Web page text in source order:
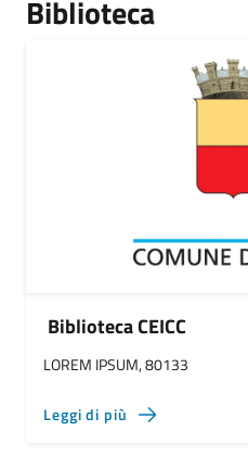
Biblioteca
Biblioteca CEICC
LOREM IPSUM, 80133
Leggi di più